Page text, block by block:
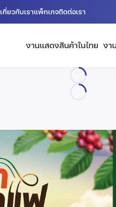
เกี่ยวกับเราแพ็กเกจติดต่อเรา
งานแสดงสินค้าในไทย งา